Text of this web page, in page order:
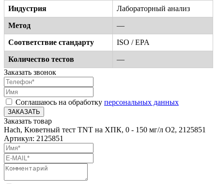
Индустрия Лабораторный анализ
Метод —
Соответствие стандарту ISO / EPA
Количество тестов
—
Заказать звонок
Соглашаюсь на обработку персональных данных
ЗАКАЗАТЬ
Заказать товар
Hach, Кюветный тест TNT на ХПК, 0 - 150 мг/л О2, 2125851
Артикул: 2125851